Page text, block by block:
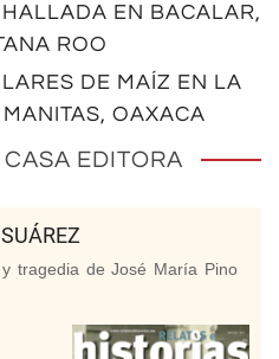
EN BACALAR,
ROO
DE MAÍZ EN LA
OAXACA
EDITORA
tragedia de José María Pino